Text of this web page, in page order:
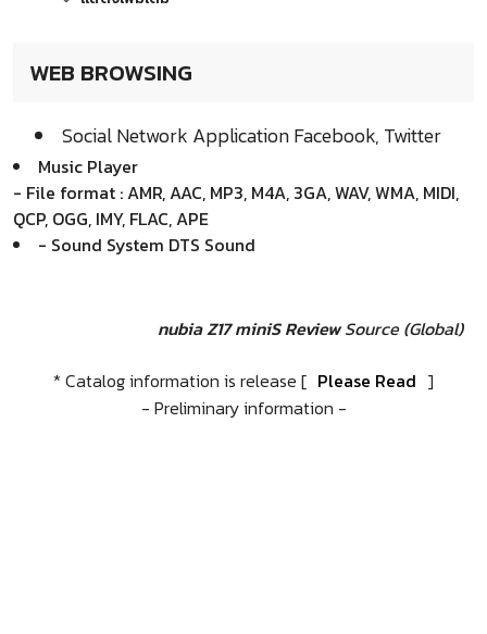
WEB BROWSING
Social Network Application Facebook, Twitter
Music Player
- File format : AMR, AAC, MP3, M4A, 3GA, WAV, WMA, MIDI,
QCP, OGG, IMY, FLAC, APE
- Sound System DTS Sound
nubia Z17 miniS Review Source (Global)
* Catalog information is release [ Please Read ]
- Preliminary information -